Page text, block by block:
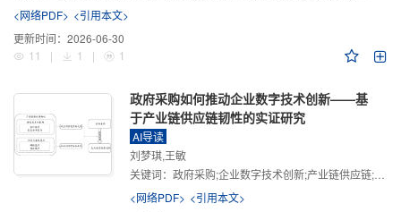
<网络PDF> <引用本文>
更新时间： 2026-06-30
11
| 1 | 1
政府采购如何推动企业数字技术创新——基
于产业链供应链韧性的实证研究
AI导读
刘梦琪,王敏
关键词： 政府采购;企业数字技术创新;产业链供应链;产业链供应链韧性;需求侧财政政策
<网络PDF> <引用本文>